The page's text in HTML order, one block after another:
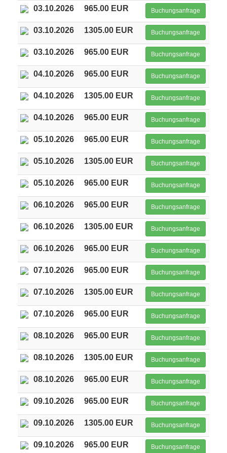
03.10.2026 965.00 EUR Buchungsanfrage
03.10.2026 1305.00 EUR Buchungsanfrage
03.10.2026 965.00 EUR Buchungsanfrage
04.10.2026 965.00 EUR Buchungsanfrage
04.10.2026 1305.00 EUR Buchungsanfrage
04.10.2026 965.00 EUR Buchungsanfrage
05.10.2026 965.00 EUR Buchungsanfrage
05.10.2026 1305.00 EUR Buchungsanfrage
05.10.2026 965.00 EUR Buchungsanfrage
06.10.2026 965.00 EUR Buchungsanfrage
06.10.2026 1305.00 EUR Buchungsanfrage
06.10.2026 965.00 EUR Buchungsanfrage
07.10.2026 965.00 EUR Buchungsanfrage
07.10.2026 1305.00 EUR Buchungsanfrage
07.10.2026 965.00 EUR Buchungsanfrage
08.10.2026 965.00 EUR Buchungsanfrage
08.10.2026 1305.00 EUR Buchungsanfrage
08.10.2026 965.00 EUR Buchungsanfrage
09.10.2026 965.00 EUR Buchungsanfrage
09.10.2026 1305.00 EUR Buchungsanfrage
09.10.2026 965.00 EUR Buchungsanfrage